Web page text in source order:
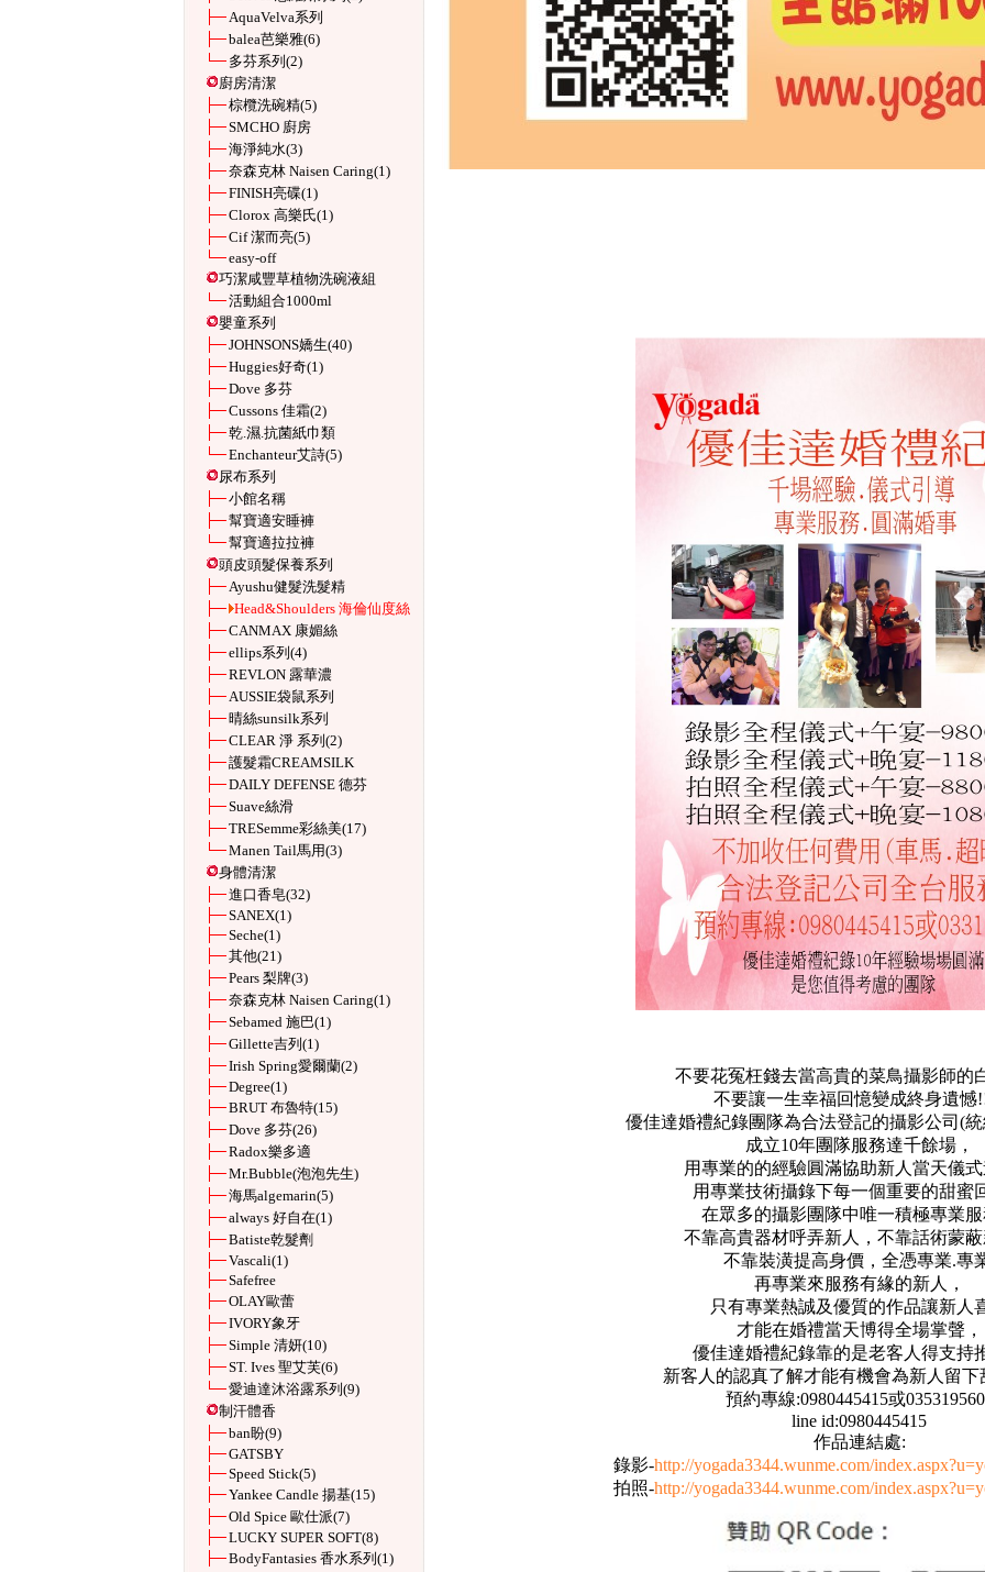
AquaVelva系列
balea芭樂雅(6)
多芬系列 (2)
廚房清潔
棕欖洗碗精(5)
SMCHO 廚房
海淨純水(3)
奈森克林 Naisen Caring(1)
FINISH亮碟(1)
Clorox 高樂氏(1)
Cif 潔而亮(5)
easy-off
巧潔咸豐草植物洗碗液組
活動組合1000ml
嬰童系列
JOHNSONS嬌生(40)
Huggies好奇(1)
Dove 多芬
Cussons 佳霜(2)
乾.濕.抗菌紙巾類
Enchanteur艾詩(5)
尿布系列
小館名稱
幫寶適安睡褲
幫寶適拉拉褲
頭皮頭髮保養系列
Ayushu健髮洗髮精
Head&Shoulders 海倫仙度絲
CANMAX 康媚絲
ellips系列 (4)
REVLON 露華濃
AUSSIE袋鼠系列
晴絲sunsilk系列
CLEAR 淨 系列 (2)
護髮霜CREAMSILK
DAILY DEFENSE 德芬
Suave絲滑
TRESemme彩絲美(17)
Manen Tail馬用(3)
身體清潔
進口香皂(32)
SANEX(1)
Seche(1)
其他(21)
Pears 梨牌(3)
奈森克林 Naisen Caring(1)
Sebamed 施巴(1)
Gillette吉列 (1)
Irish Spring愛爾蘭(2)
Degree(1)
BRUT 布魯特(15)
Dove 多芬(26)
Radox樂多適
Mr.Bubble(泡泡先生)
海馬algemarin(5)
always 好自在(1)
Batiste乾髮劑
Vascali(1)
Safefree
OLAY歐蕾
IVORY象牙
Simple 清妍(10)
ST. Ives 聖艾芙(6)
愛迪達沐浴露系列 (9)
制汗體香
ban盼(9)
GATSBY
Speed Stick(5)
Yankee Candle 揚基(15)
Old Spice 歐仕派(7)
LUCKY SUPER SOFT(8)
BodyFantasies 香水系列 (1)
不要花冤枉錢去當高貴的菜鳥攝影師的
不要讓一生幸福回憶變成終身遺憾
優佳達婚禮紀錄團隊為合法登記的攝影公司(統
成立10年團隊服務達千餘場，
用專業的的經驗圓滿協助新人當天儀
用專業技術攝錄下每一個重要的甜蜜
在眾多的攝影團隊中唯一積極專業
不靠高貴器材呼弄新人，不靠話術蒙
不靠裝潢提高身價，全憑專業.專
再專業來服務有緣的新人，
只有專業熱誠及優質的作品讓新人
才能在婚禮當天博得全場掌聲，
優佳達婚禮紀錄靠的是老客人得支持
新客人的認真了解才能有機會為新人留下
預約專線:0980445415或
line id:0980445415
作品連結處:
錄影-http://yogada3344.wunme.com/
拍照-http://yogada3344.wunme.com/